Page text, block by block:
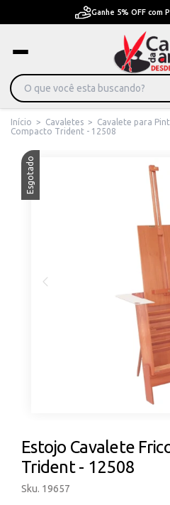
Ganhe 5% OFF com
Início > Cavaletes > Cavalete para
Compacto Trident - 12508
Esgotado
Estojo Cavalete
Trident - 12508
Sku. 19657